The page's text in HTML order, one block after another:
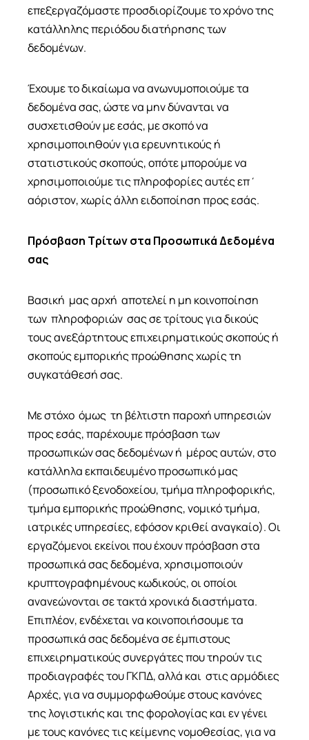
επεξεργαζόμαστε προσδιορίζουμε το χρόνο της
κατάλληλης περιόδου διατήρησης των
δεδομένων.
Έχουμε το δικαίωμα να ανωνυμοποιούμε τα
δεδομένα σας, ώστε να μην δύνανται να
συσχετισθούν με εσάς, με σκοπό να
χρησιμοποιηθούν για ερευνητικούς ή
στατιστικούς σκοπούς, οπότε μπορούμε να
χρησιμοποιούμε τις πληροφορίες αυτές επ΄
αόριστον, χωρίς άλλη ειδοποίηση προς εσάς.
Πρόσβαση Τρίτων στα Προσωπικά Δεδομένα
σας
Βασική μας αρχή αποτελεί η μη κοινοποίηση
των πληροφοριών σας σε τρίτους για δικούς
τους ανεξάρτητους επιχειρηματικούς σκοπούς ή
σκοπούς εμπορικής προώθησης χωρίς τη
συγκατάθεσή σας.
Με στόχο όμως τη βέλτιστη παροχή υπηρεσιών
προς εσάς, παρέχουμε πρόσβαση των
προσωπικών σας δεδομένων ή μέρος αυτών, στο
κατάλληλα εκπαιδευμένο προσωπικό μας
(προσωπικό ξενοδοχείου, τμήμα πληροφορικής,
τμήμα εμπορικής προώθησης, νομικό τμήμα,
ιατρικές υπηρεσίες, εφόσον κριθεί αναγκαίο). Οι
εργαζόμενοι εκείνοι που έχουν πρόσβαση στα
προσωπικά σας δεδομένα, χρησιμοποιούν
κρυπτογραφημένους κωδικούς, οι οποίοι
ανανεώνονται σε τακτά χρονικά διαστήματα.
Επιπλέον, ενδέχεται να κοινοποιήσουμε τα
προσωπικά σας δεδομένα σε έμπιστους
επιχειρηματικούς συνεργάτες που τηρούν τις
προδιαγραφές του ΓΚΠΔ, αλλά και στις αρμόδιες
Αρχές, για να συμμορφωθούμε στους κανόνες
της λογιστικής και της φορολογίας και εν γένει
με τους κανόνες τις κείμενης νομοθεσίας, για να